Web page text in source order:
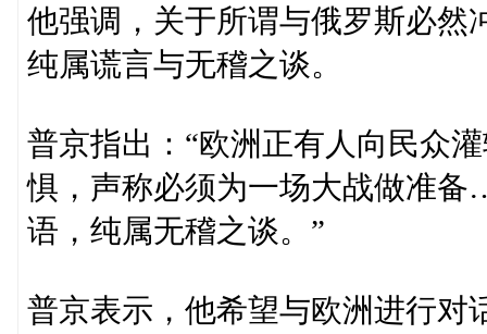
他强调，关于所谓与俄罗斯必然
纯属谎言与无稽之谈。
普京指出：“欧洲正有人向民众
惧，声称必须为一场大战做准
语，纯属无稽之谈。”
普京表示，他希望与欧洲进行对